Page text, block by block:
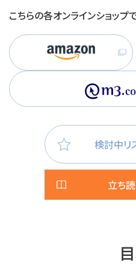
こちらの各オンラインショップ
検討中リ
立ち